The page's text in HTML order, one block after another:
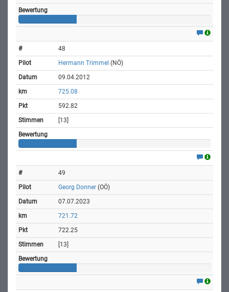
48
Hermann Trimmel (NÖ)
09.04.2012
725.08
592.82
[13]
49
Georg Donner (OÖ)
07.07.2023
721.72
722.25
[13]